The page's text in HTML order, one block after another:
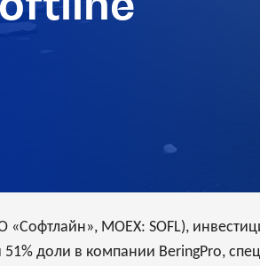
«Софтлайн», MOEX: SOFL),
51% доли в компании BeringPro,